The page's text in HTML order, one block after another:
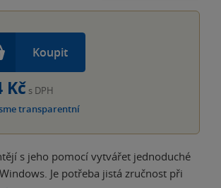
Koupit
Kč s DPH
transparentní
s jeho pomocí vytvářet jednoduché
Je potřeba jistá zručnost při